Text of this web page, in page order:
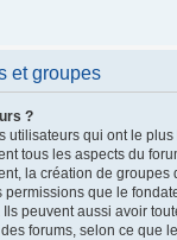
et groupes
?
utilisateurs qui ont le
tous les aspects du
la création de groupes
permissions que le
peuvent aussi avoir
forums, selon ce que